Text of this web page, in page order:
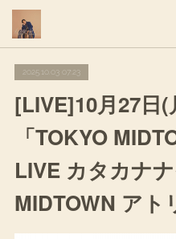
2025.10.03 07:23
[LIVE]10月27日
「TOKYO
LIVE カタカナ
MIDTOWN アト